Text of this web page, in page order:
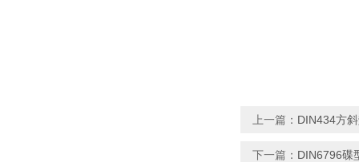
上一篇： DIN434方
下一篇： DIN6796碟